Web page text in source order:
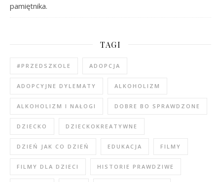
pamiętnika.
TAGI
#PRZEDSZKOLE ADOPCJA
ADOPCYJNE DYLEMATY ALKOHOLIZM
ALKOHOLIZM I NAŁOGI DOBRE BO SPRAWDZONE
DZIECKO DZIECKOKREATYWNE
DZIEŃ JAK CO DZIEŃ EDUKACJA FILMY
FILMY DLA DZIECI HISTORIE PRAWDZIWE